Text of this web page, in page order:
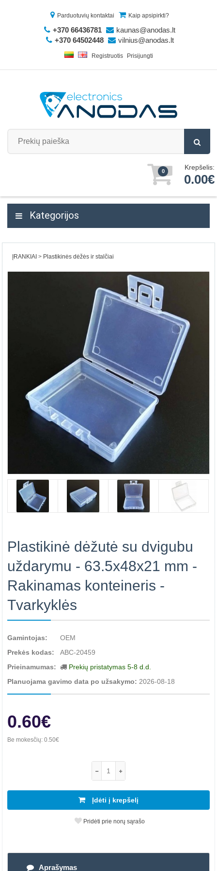
Parduotuvių kontaktai Kaip apsipirkti?
+370 66436781
kaunas@anodas.lt
+370 64502448
vilnius@anodas.lt
Registruotis Prisijungti
0 Krepšelis:
0.00€
Kategorijos
ĮRANKIAI Plastikinės dėžės ir stalčiai
Plastikinė dėžutė su dvigubu
uždarymu - 63.5x48x21 mm -
Rakinamas konteineris -
Tvarkyklės
Gamintojas:
OEM
Prekės kodas:
ABC-20459
Prieinamumas:
Prekių pristatymas 5-8 d.d.
Planuojama gavimo data po užsakymo: 2026-08-18
0.60€
Be mokesčių: 0.50€
Įdėti į krepšelį
Pridėti prie norų sąrašo
Aprašymas